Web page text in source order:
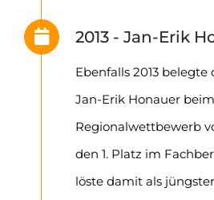
2013 - Jan-Erik
Ebenfalls 2013
Jan-Erik Honauer
Regionalwettbewerb
den 1. Platz im
löste damit als